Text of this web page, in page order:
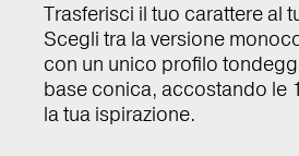
Trasferisci il tuo carattere al
Scegli tra la versione
con un unico profilo
base conica, accostando le
la tua ispirazione.